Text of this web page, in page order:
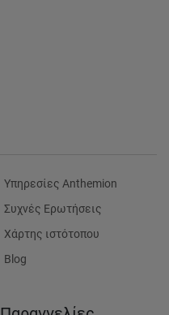
Υπηρεσίες Anthemion
Συχνές Ερωτήσεις
Χάρτης ιστότοπου
Blog